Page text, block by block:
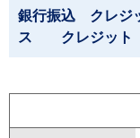
銀行振込 クレジ
ス クレジット